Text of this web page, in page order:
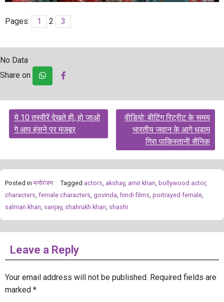
Pages: 1 2 3
No Data
Share on
Post
navigation
ये 10 तस्वीरें देखते ही, हो जाओ
गे आप हंसने पर मजबूर
वीडियो: बीटिंग रिट्रीट के समय
भारतीय जवान के आगे धड़ाम
गिरा पाकिस्तानी सैनिक
Posted in मनोरंजन Tagged actors, akshay, amir khan, bollywood actor,
characters, female characters, govinda, hindi films, portrayed female,
salman khan, sanjay, shahrukh khan, shashi
Leave a Reply
Your email address will not be published. Required fields are
marked *